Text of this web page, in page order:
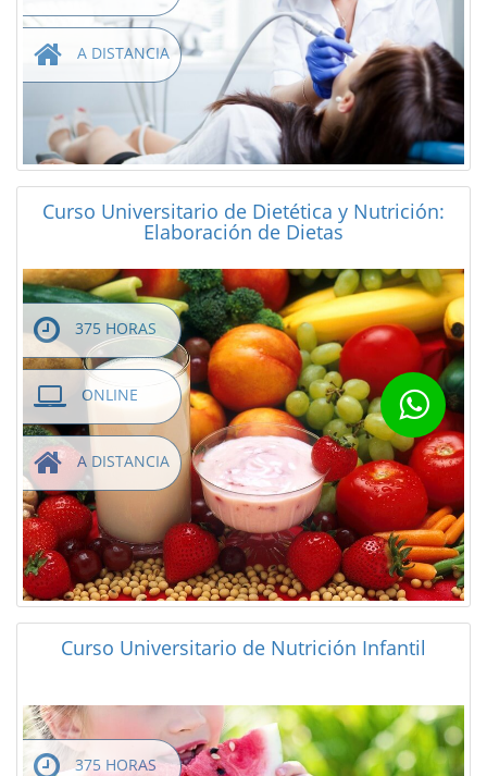
A DISTANCIA
Curso Universitario de Dietética y Nutrición:
Elaboración de Dietas
375 HORAS
ONLINE
A DISTANCIA
Curso Universitario de Nutrición Infantil
375 HORAS